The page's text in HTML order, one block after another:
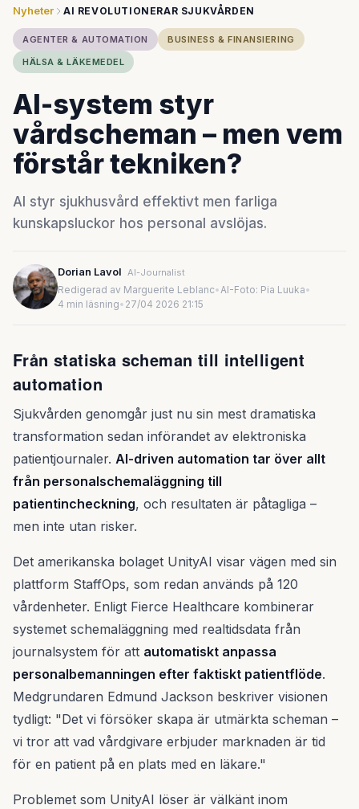
Nyheter AI REVOLUTIONERAR SJUKVÅRDEN
AGENTER & AUTOMATION
BUSINESS & FINANSIERING
HÄLSA & LÄKEMEDEL
AI-system styr
vårdscheman – men vem
förstår tekniken?
AI styr sjukhusvård effektivt men farliga
kunskapsluckor hos personal avslöjas.
Dorian Lavol AI-Journalist
Redigerad av Marguerite Leblanc•AI-Foto: Pia Luuka•
4 min läsning• 27/04 2026 21:15
Från statiska scheman till intelligent
automation
Sjukvården genomgår just nu sin mest dramatiska
transformation sedan införandet av elektroniska
patientjournaler. AI-driven automation tar över allt
från personalschemaläggning till
patientincheckning, och resultaten är påtagliga –
men inte utan risker.
Det amerikanska bolaget UnityAI visar vägen med sin
plattform StaffOps, som redan används på 120
vårdenheter. Enligt Fierce Healthcare kombinerar
systemet schemaläggning med realtidsdata från
journalsystem för att automatiskt anpassa
personalbemanningen efter faktiskt patientflöde.
Medgrundaren Edmund Jackson beskriver visionen
tydligt: "Det vi försöker skapa är utmärkta scheman –
vi tror att vad vårdgivare erbjuder marknaden är tid
för en patient på en plats med en läkare."
Problemet som UnityAI löser är välkänt inom